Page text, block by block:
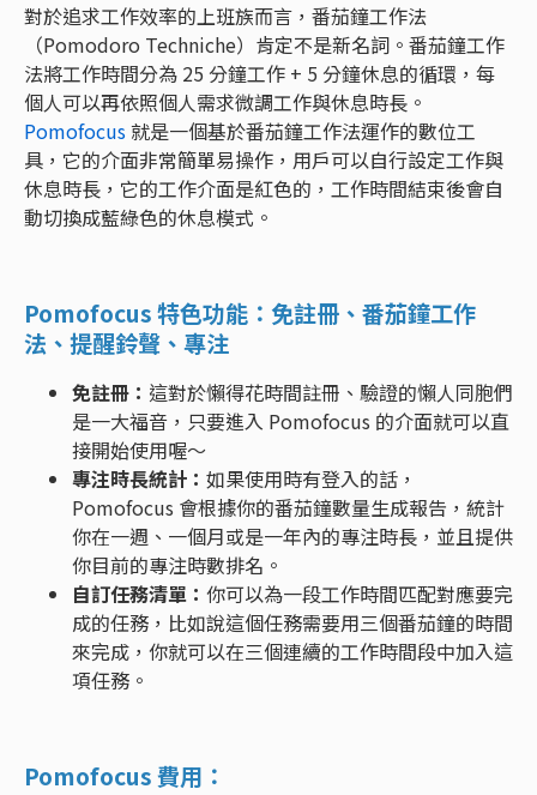
對於追求工作效率的上班族而言，番茄鐘工作法
（Pomodoro Techniche）肯定不是新名詞。番茄鐘工作
法將工作時間分為 25 分鐘工作 + 5 分鐘休息的循環，每
個人可以再依照個人需求微調工作與休息時長。
Pomofocus就是一個基於番茄鐘工作法運作的數位工
具，它的介面非常簡單易操作，用戶可以自行設定工作與
休息時長，它的工作介面是紅色的，工作時間結束後會自
動切換成藍綠色的休息模式。
Pomofocus 特色功能：免註冊、番茄鐘工作
法、提醒鈴聲、專注
免註冊： 這對於懶得花時間註冊、驗證的懶人同胞們
是一大福音，只要進入 Pomofocus 的介面就可以直
接開始使用喔～
專注時長統計： 如果使用時有登入的話，
Pomofocus 會根據你的番茄鐘數量生成報告，統計
你在一週、一個月或是一年內的專注時長，並且提供
你目前的專注時數排名。
自訂任務清單： 你可以為一段工作時間匹配對應要完
成的任務，比如說這個任務需要用三個番茄鐘的時間
來完成，你就可以在三個連續的工作時間段中加入這
項任務。
Pomofocus 費用：